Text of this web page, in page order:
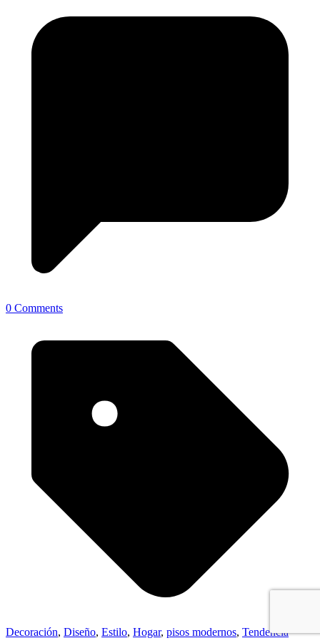
0 Comments
Decoración, Diseño, Estilo, Hogar, pisos modernos, Tendencia